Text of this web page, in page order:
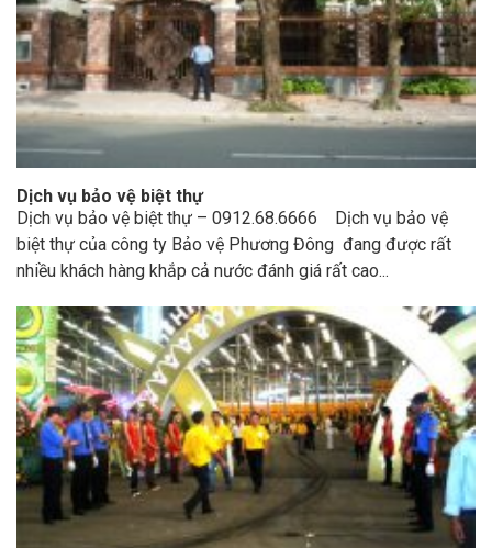
Dịch vụ bảo vệ biệt thự
Dịch vụ bảo vệ biệt thự – 0912.68.6666 Dịch vụ bảo vệ
biệt thự của công ty Bảo vệ Phương Đông đang được rất
nhiều khách hàng khắp cả nước đánh giá rất cao...